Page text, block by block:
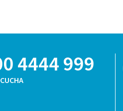
4444 999